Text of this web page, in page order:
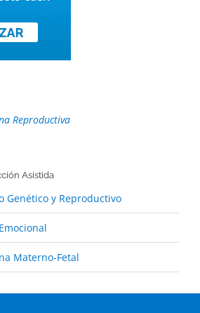
Reproductiva
Asistida
Genético y Reproductivo
Materno-Fetal